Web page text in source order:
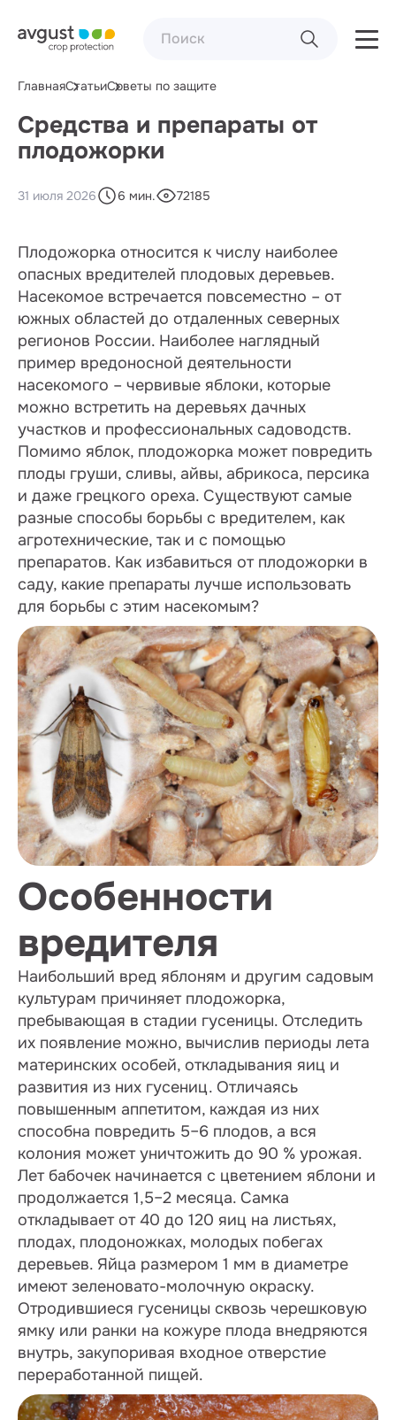
ГлавнаяСтатьиСоветы по защите
Средства и препараты от
плодожорки
31 июля 2026 6 мин. 72185
Плодожорка относится к числу наиболее
опасных вредителей плодовых деревьев.
Насекомое встречается повсеместно – от
южных областей до отдаленных северных
регионов России. Наиболее наглядный
пример вредоносной деятельности
насекомого – червивые яблоки, которые
можно встретить на деревьях дачных
участков и профессиональных садоводств.
Помимо яблок, плодожорка может повредить
плоды груши, сливы, айвы, абрикоса, персика
и даже грецкого ореха. Существуют самые
разные способы борьбы с вредителем, как
агротехнические, так и с помощью
препаратов. Как избавиться от плодожорки в
саду, какие препараты лучше использовать
для борьбы с этим насекомым?
Особенности
вредителя
Наибольший вред яблоням и другим садовым
культурам причиняет плодожорка,
пребывающая в стадии гусеницы. Отследить
их появление можно, вычислив периоды лета
материнских особей, откладывания яиц и
развития из них гусениц. Отличаясь
повышенным аппетитом, каждая из них
способна повредить 5–6 плодов, а вся
колония может уничтожить до 90 % урожая.
Лет бабочек начинается с цветением яблони и
продолжается 1,5–2 месяца. Самка
откладывает от 40 до 120 яиц на листьях,
плодах, плодоножках, молодых побегах
деревьев. Яйца размером 1 мм в диаметре
имеют зеленовато-молочную окраску.
Отродившиеся гусеницы сквозь черешковую
ямку или ранки на кожуре плода внедряются
внутрь, закупоривая входное отверстие
переработанной пищей.